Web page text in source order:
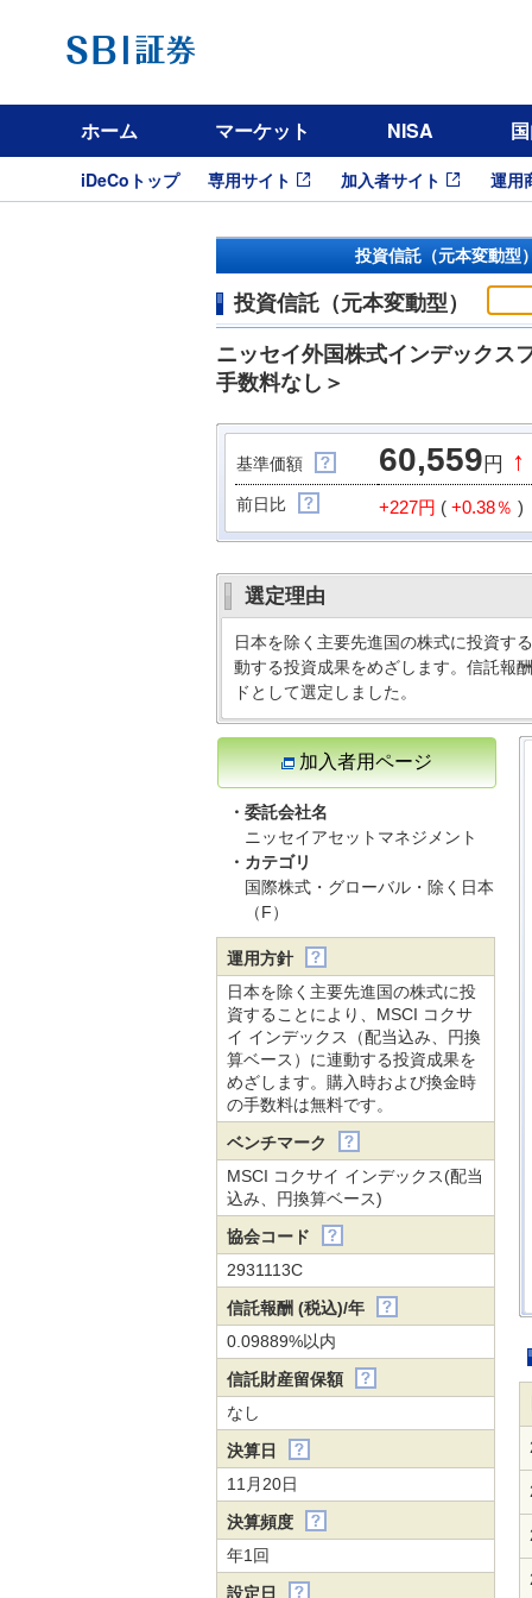
ホーム マーケット NISA
iDeCoトップ 専用サイト 加入者サイト 運用
投資信託（元本変動型）
投資信託（元本変動型）
ニッセイ外国株式インデックス
手数料なし＞
基準価額 60,559 円 ↑
前日比 +227円 (+0.38％ )
選定理由
日本を除く主要先進国の株式に投資す
動する投資成果をめざします。信託報
ドとして選定しました。
加入者用ページ
・委託会社名
ニッセイアセットマネジメント
・カテゴリ
国際株式・グローバル・除く日本
（F）
運用方針
日本を除く主要先進国の株式に投
資することにより、MSCI コクサ
イ インデックス（配当込み、円換
算ベース）に連動する投資成果を
めざします。購入時および換金時
の手数料は無料です。
ベンチマーク
MSCI コクサイ インデックス(配当
込み、円換算ベース)
協会コード
2931113C
信託報酬 (税込)/年
0.09889%以内
信託財産留保額
なし
決算日
11月20日
決算頻度
年1回
設定日